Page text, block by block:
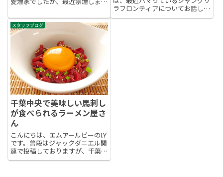
たまに肺が痛くなるときがあっ
て、多少の自愛と昨今の肩身の狭
い時世もあって、何となくはじめ
てみまして、過去、本気で禁煙
ラフロンティアについてお話しま
す。シャングリラフロンティアは
スタッフブログ
千葉中央で美味しい馬刺し
が食べられるラーメン屋さ
ん
こんにちは、エムアールピーのI.Y
です。普段はジャックダニエル関
連で投稿しておりますが、千葉中
央付近で大変素敵なラーメン屋さ